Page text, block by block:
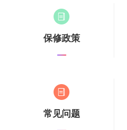
保修政策
常见问题